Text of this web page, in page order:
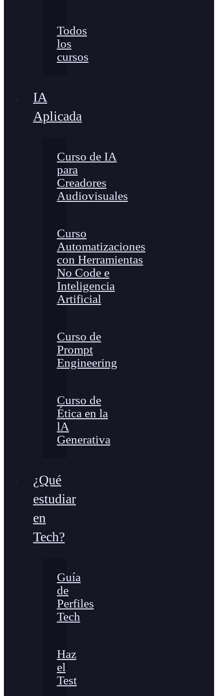
Todos
los
cursos
IA
Aplicada
Curso de IA
para
Creadores
Audiovisuales
Curso
Automatizaciones
con Herramientas
No Code e
Inteligencia
Artificial
Curso de
Prompt
Engineering
Curso de
Ética en la
lA
Generativa
¿Qué
estudiar
en
Tech?
Guía
de
Perfiles
Tech
Haz
el
Test